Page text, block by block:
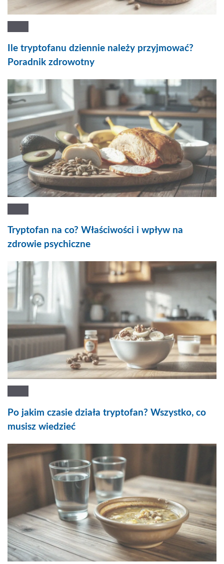
Ile tryptofanu dziennie należy przyjmować?
Poradnik zdrowotny
Tryptofan na co? Właściwości i wpływ na
zdrowie psychiczne
Po jakim czasie działa tryptofan? Wszystko, co
musisz wiedzieć